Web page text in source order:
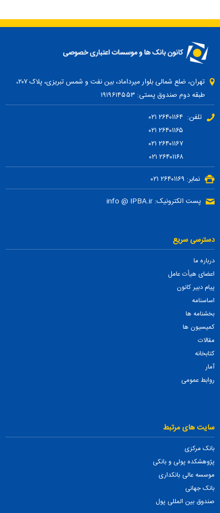
تهران، ضلع شمالی بلوار میرداماد، بین نفت و شمس تبریزی، پلاک ۲۰۷،
طبقه دوم صندوق پستی: ۱۹۱۹۶۱۴۵۵۳
تلفن: ۲۶۴۰۱۱۶۴ ۰۲۱
۲۶۴۰۱۱۶۷ ۰۲۱
۲۶۴۰۱۱۶۸ ۰۲۱
نمابر: ۲۶۴۰۱۱۶۹ ۰۲۱
پست الکترونیک: info @ IPBA.ir
دسترسی سریع
درباره ما
اعضای هیأت عامل
پیام دبیر کانون
اساسنامه
بخشنامه ها
کمیسیون ها
مقالات
کتابخانه
آمار
روابط عمومی
سایت های مرتبط
بانک مرکزی
پژوهشکده پولی و بانکی
موسسه عالی بانکداری
بانک جهانی
صندوق بین المللی پول